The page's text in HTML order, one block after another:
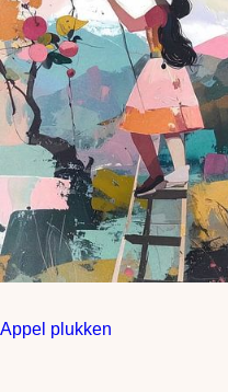
Appel plukken